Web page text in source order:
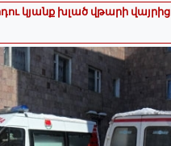
կյանք խլած վթարի վայրից